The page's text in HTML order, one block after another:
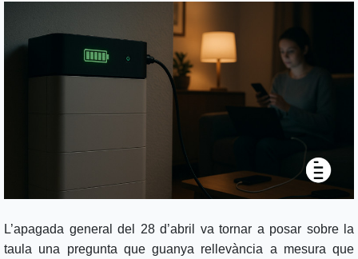
L’apagada general del 28 d’abril va tornar a posar sobre la
taula una pregunta que guanya rellevància a mesura que